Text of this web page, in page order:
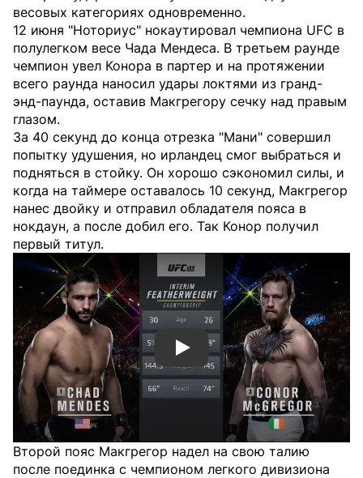
весовых категориях одновременно.
12 июня "Ноториус" нокаутировал чемпиона UFC в
полулегком весе Чада Мендеса. В третьем раунде
чемпион увел Конора в партер и на протяжении
всего раунда наносил удары локтями из гранд-
энд-паунда, оставив Макгрегору сечку над правым
глазом.
За 40 секунд до конца отрезка "Мани" совершил
попытку удушения, но ирландец смог выбраться и
подняться в стойку. Он хорошо сэкономил силы, и
когда на таймере оставалось 10 секунд, Макгрегор
нанес двойку и отправил обладателя пояса в
нокдаун, а после добил его. Так Конор получил
первый титул.
Смотреть видео YouTube
Второй пояс Макгрегор надел на свою талию
после поединка с чемпионом легкого дивизиона